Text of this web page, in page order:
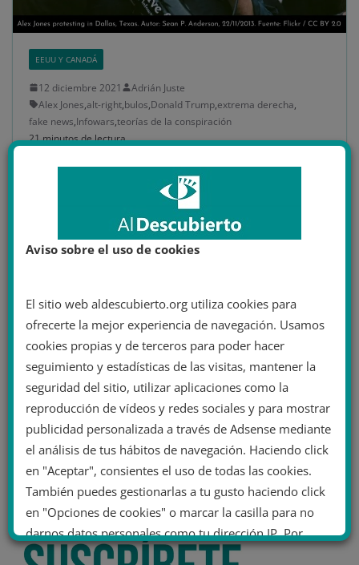
EEUU Y CANADÁ
12 diciembre 2021
Adrián Juste
Alex Jones,alt-right,bulos,Donald Trump,extrema derecha,
fake news,Infowars,teorías de la conspiración
21 minutos de lectura
InfoWars: el comienzo de las
‘fake news’ como arma política
de la extrema derecha
La cantidad de portales de Internet afines al discurso e
Leer más
Área de miembro
¿Eres miembro? Inicia sesión
Aviso sobre el uso de cookies
El sitio web aldescubierto.org utiliza cookies para
ofrecerte la mejor experiencia de navegación. Usamos
cookies propias y de terceros para poder hacer
seguimiento y estadísticas de las visitas, mantener la
seguridad del sitio, utilizar aplicaciones como la
reproducción de vídeos y redes sociales y para mostrar
publicidad personalizada a través de Adsense mediante
el análisis de tus hábitos de navegación. Haciendo click
en "Aceptar", consientes el uso de todas las cookies.
También puedes gestionarlas a tu gusto haciendo click
en "Opciones de cookies" o marcar la casilla para no
darnos datos personales como tu dirección IP. Por
último, puedes leer nuestra Política de cookies.